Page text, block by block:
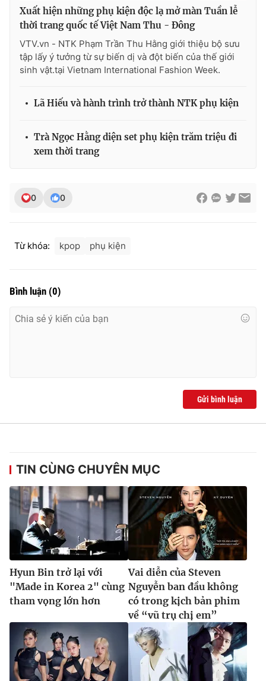
Xuất hiện những phụ kiện độc lạ mở màn Tuần lễ
thời trang quốc tế Việt Nam Thu - Đông
VTV.vn - NTK Phạm Trần Thu Hằng giới thiệu bộ sưu
tập lấy ý tưởng từ sự biến dị và đột biến của thế giới
sinh vật.tại Vietnam International Fashion Week.
Lã Hiếu và hành trình trở thành NTK phụ kiện
Trà Ngọc Hằng diện set phụ kiện trăm triệu đi
xem thời trang
0 0
Từ khóa: kpop phụ kiện
Bình luận (0)
Gửi bình luận
TIN CÙNG CHUYÊN MỤC
Hyun Bin trở lại với
"Made in Korea 2" cùng
tham vọng lớn hơn
Vai diễn của Steven
Nguyễn ban đầu không
có trong kịch bản phim
về “vũ trụ chị em”